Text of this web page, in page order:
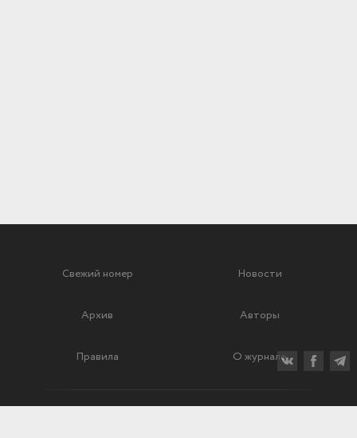
Свежий номер Новости
Архив Авторы
Правила О журнале